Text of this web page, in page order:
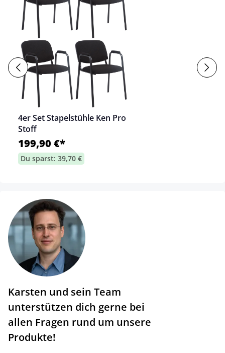
4er Set Stapelstühle Ken Pro
Stoff
199,90 €*
Du sparst: 39,70 €
Karsten und sein Team
unterstützen dich gerne bei
allen Fragen rund um unsere
Produkte!